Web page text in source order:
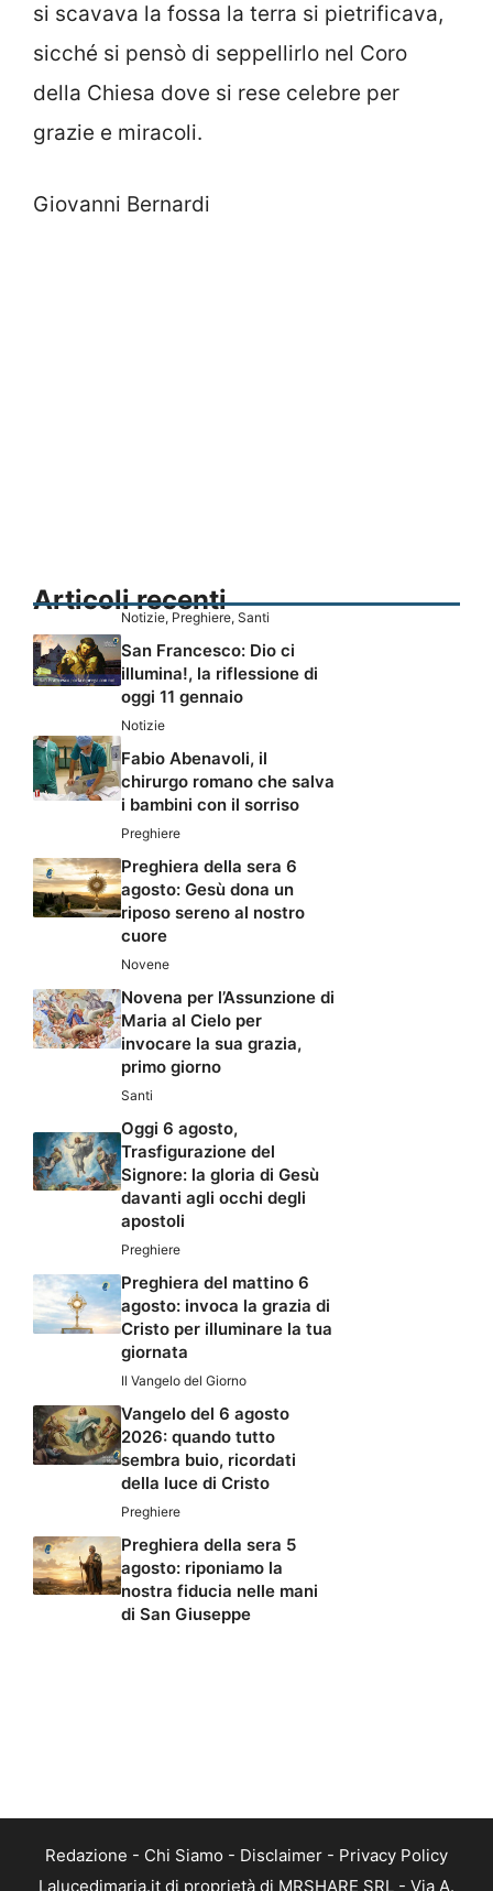
si scavava la fossa la terra si pietrificava,
sicché si pensò di seppellirlo nel Coro
della Chiesa dove si rese celebre per
grazie e miracoli.
Giovanni Bernardi
Articoli recenti
Notizie, Preghiere, Santi
San Francesco: Dio ci
illumina!, la riflessione di
oggi 11 gennaio
Notizie
Fabio Abenavoli, il
chirurgo romano che salva
i bambini con il sorriso
Preghiere
Preghiera della sera 6
agosto: Gesù dona un
riposo sereno al nostro
cuore
Novene
Novena per l’Assunzione di
Maria al Cielo per
invocare la sua grazia,
primo giorno
Santi
Oggi 6 agosto,
Trasfigurazione del
Signore: la gloria di Gesù
davanti agli occhi degli
apostoli
Preghiere
Preghiera del mattino 6
agosto: invoca la grazia di
Cristo per illuminare la tua
giornata
Il Vangelo del Giorno
Vangelo del 6 agosto
2026: quando tutto
sembra buio, ricordati
della luce di Cristo
Preghiere
Preghiera della sera 5
agosto: riponiamo la
nostra fiducia nelle mani
di San Giuseppe
Redazione - Chi Siamo - Disclaimer - Privacy Policy
Lalucedimaria.it di proprietà di MRSHARE SRL - Via A.